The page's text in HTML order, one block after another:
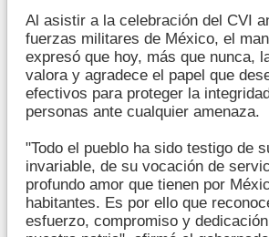
Al asistir a la celebración del CVI
fuerzas militares de México, el
expresó que hoy, más que nunca,
valora y agradece el papel que
efectivos para proteger la
personas ante cualquier amenaza.
"Todo el pueblo ha sido testigo de
invariable, de su vocación de
profundo amor que tienen por
habitantes. Es por ello que
esfuerzo, compromiso y